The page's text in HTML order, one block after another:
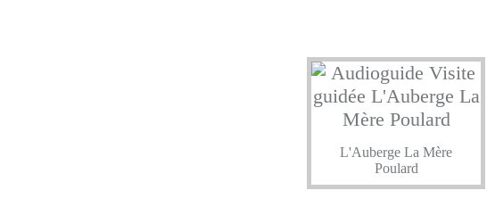
L'Auberge La Mère
Poulard